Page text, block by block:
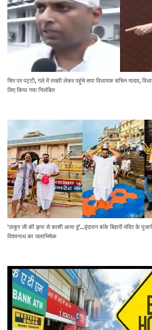
सिर पर पट्टी, गले में तख्ती लेकर पहुंचे सपा विधायक सचिन यादव,
लिए किया गया निलंबित
'ठाकुर जी की कृपा से काशी आया हूं'...वृंदावन बांके बिहारी मंदिर के
विश्वनाथ का जलाभिषेक